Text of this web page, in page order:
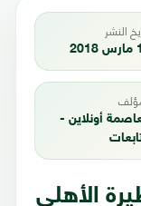
النشر
أونلاين -
الأهلي